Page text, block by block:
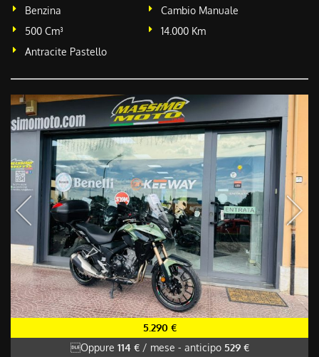
Benzina
Cambio Manuale
500 Cm³
14.000 Km
Antracite Pastello
5.290 €
Oppure 114 €/ mese - anticipo 529 €